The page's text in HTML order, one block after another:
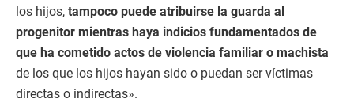
los hijos, tampoco puede atribuirse la guarda al
progenitor mientras haya indicios fundamentados de
que ha cometido actos de violencia familiar o machista
de los que los hijos hayan sido o puedan ser víctimas
directas o indirectas».